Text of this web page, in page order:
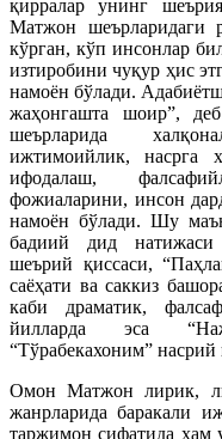
қирралар унинг
Матжон шеърларидаги
кўрган, кўп инсонлар
изтиробини чуқур ҳис
намоён бўлади.
жаҳонгашта шоир”,
шеърларида
ижтимоийлик, насрга
ифодалаш,
фожиаларини, инсон
намоён бўлади. Шу
бадиий дид натижаси
шеърий қиссаси,
саёҳати ва саккиз
каби драматик,
йилларда эса
“Тўрабекахоним” насрий
Омон Матжон лирик,
жанрларида баракали
таржимон сифатида ҳам